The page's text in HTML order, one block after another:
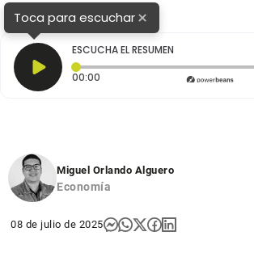
Toca para escuchar×
ESCUCHA EL RESUMEN
00:00 Tiempo transcurrido: 0
Miguel Orlando Alguero
Economía
08 de julio de 2025